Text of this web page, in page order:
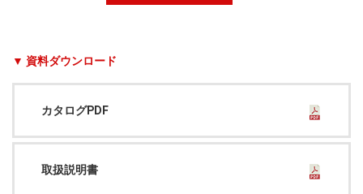
▼ 資料ダウンロード
カタログPDF
取扱説明書